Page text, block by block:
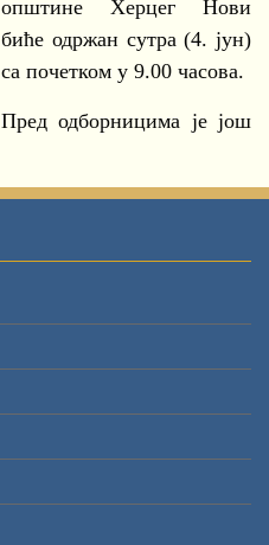
општине Херцег Нови
биће одржан сутра (4. јун)
са почетком у 9.00 часова.
Пред одборницима је још